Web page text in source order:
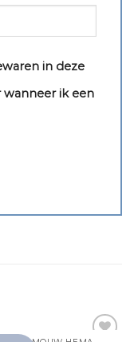
in deze
ik een